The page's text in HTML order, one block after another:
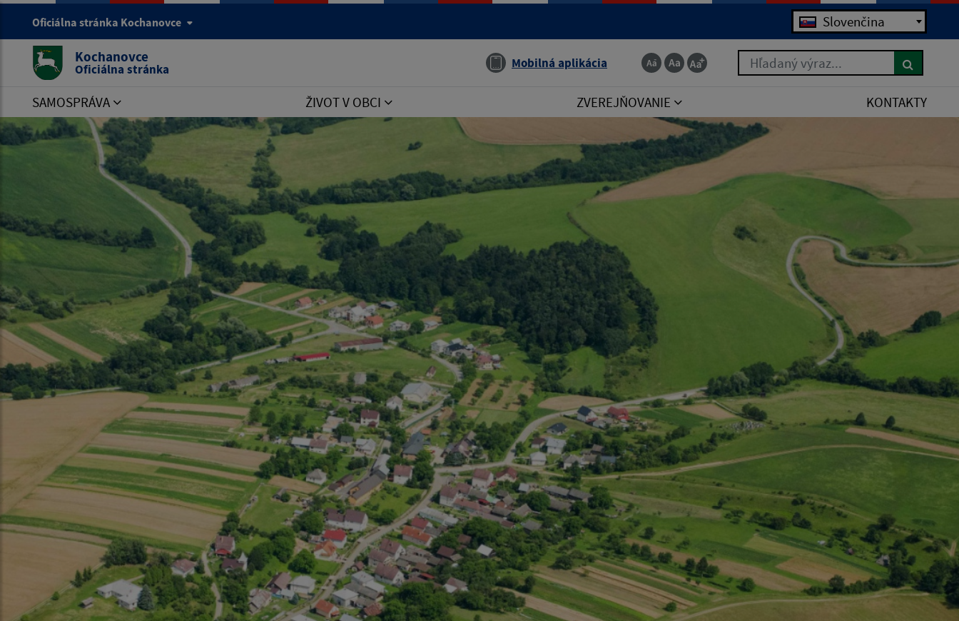
Oficiálna stránka Kochanovce Slovenčina
Kochanovce
Oficiálna stránka Mobilná aplikácia Hľadaný výraz...
SAMOSPRÁVA ŽIVOT V OBCI ZVEREJŇOVANIE KONTAKTY